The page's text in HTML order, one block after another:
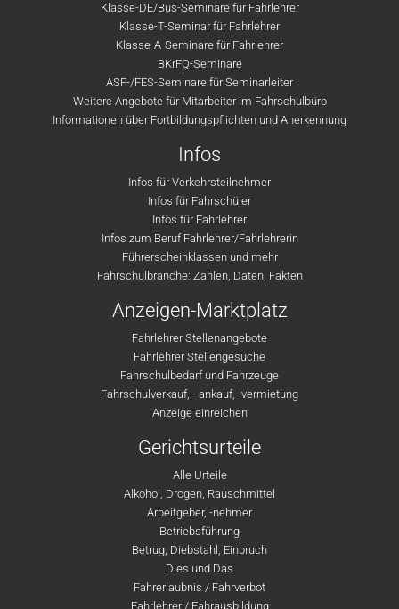
Klasse-DE/Bus-Seminare für Fahrlehrer
Klasse-T-Seminar für Fahrlehrer
Klasse-A-Seminare für Fahrlehrer
BKrFQ-Seminare
ASF-/FES-Seminare für Seminarleiter
Weitere Angebote für Mitarbeiter im Fahrschulbüro
Informationen über Fortbildungspflichten und Anerkennung
Infos
Infos für Verkehrsteilnehmer
Infos für Fahrschüler
Infos für Fahrlehrer
Infos zum Beruf Fahrlehrer/Fahrlehrerin
Führerscheinklassen und mehr
Fahrschulbranche: Zahlen, Daten, Fakten
Anzeigen-Marktplatz
Fahrlehrer Stellenangebote
Fahrlehrer Stellengesuche
Fahrschulbedarf und Fahrzeuge
Fahrschulverkauf, - ankauf, -vermietung
Anzeige einreichen
Gerichtsurteile
Alle Urteile
Alkohol, Drogen, Rauschmittel
Arbeitgeber, -nehmer
Betriebsführung
Betrug, Diebstahl, Einbruch
Dies und Das
Fahrerlaubnis / Fahrverbot
Fahrlehrer / Fahrausbildung